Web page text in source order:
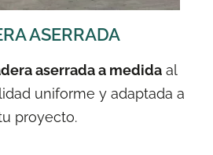
ASERRADA
aserrada a medida al
uniforme y adaptada a
proyecto.